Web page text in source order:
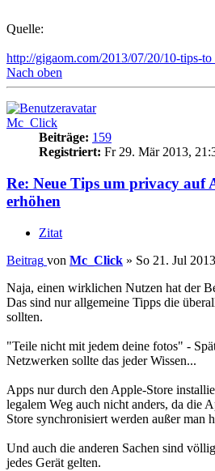
Quelle:
http://gigaom.com/2013/07/20/10-tips-
Nach oben
Mc_Click
Beiträge: 159
Registriert: Fr 29. Mär 2013,
Re: Neue Tips um privacy auf
erhöhen
Zitat
Beitrag von Mc_Click » So 21. Jul
Naja, einen wirklichen Nutzen hat der
Das sind nur allgemeine Tipps die
sollten.
"Teile nicht mit jedem deine fotos" -
Netzwerken sollte das jeder Wissen...
Apps nur durch den Apple-Store
legalem Weg auch nicht anders, da die
Store synchronisiert werden außer man
Und auch die anderen Sachen sind
jedes Gerät gelten.